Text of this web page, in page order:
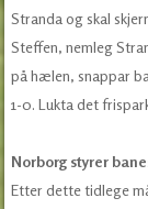
Stranda og skal
Steffen, nemleg
på hælen, snappar
1-0. Lukta det
Norborg styrer
Etter dette tidlege